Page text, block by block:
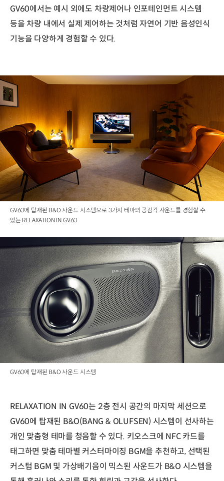
GV60에서는 예시 외에도 차량제어나 인포테인먼트 시스템
등을 차량 내에서 실제 제어하는 것처럼 자연어 기반 음성인식
기능을 다양하게 경험할 수 있다.
GV60에 탑재된 B&O 사운드 시스템으로 3가지 테마의 공감각 사운드를 경험할 수
있는 RELAXATION IN GV60
GV60에 탑재된 B&O 사운드 시스템
RELAXATION IN GV60는 2층 전시 공간의 마지막 세션으로
GV60에 탑재된 B&O(BANG & OLUFSEN) 시스템이 선사하는
개인 맞춤형 테마를 청음할 수 있다. 키오스크에 NFC 카드를
태그하면 맞춤 테마별 커스터마이징 BGM을 추천하고, 선택된
커스텀 BGM 및 가상배기음이 믹스된 사운드가 B&O 시스템을